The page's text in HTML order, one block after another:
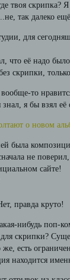
твоя скрипка?
так далеко
для
что её надо
скрипки, только
то
я бы взял её
о новом
была
не
сайте!
правда круто!
нибудь поп-
скрипки?
есть
находится